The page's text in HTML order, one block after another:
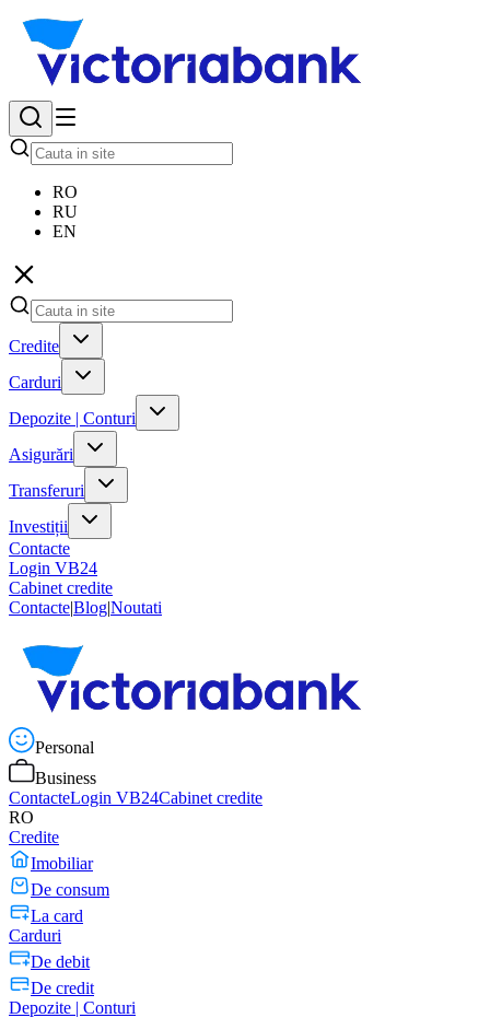
RO
RU
EN
Credite
Carduri
Depozite | Conturi
Asigurări
Transferuri
Investiții
Contacte
Login VB24
Cabinet credite
Contacte|Blog|Noutati
Personal
Business
ContacteLogin VB24Cabinet credite
RO
Credite
Imobiliar
De consum
La card
Carduri
De debit
De credit
Depozite | Conturi